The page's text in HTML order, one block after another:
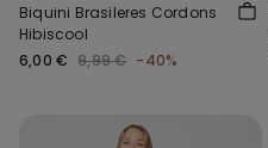
Biquini Brasileres Cordons
Hibiscool
6,00 € 9,99 € -40%